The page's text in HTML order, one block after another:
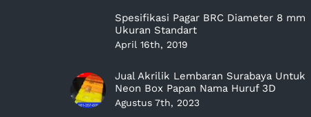
Spesifikasi Pagar BRC Diameter 8 mm
Ukuran Standart
April 16th, 2019
Jual Akrilik Lembaran Surabaya Untuk
Neon Box Papan Nama Huruf 3D
Agustus 7th, 2023